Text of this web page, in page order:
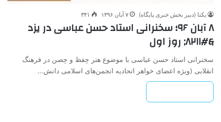
یکتا (دبیر بخش خبری پایگاه) ۷ آبان ۱۳۹۶ ۳۴۱
۸ آبان ۹۶؛ سخنرانی استاد حسن عباسی در یزد
&#۸۲۱۱; روز اول
سخنرانی استاد حسن عباسی با موضوع هنر حِفظ و حِصن در فرهنگ
انقلابی (ویژه اعضای خواهر اتحادیه انجمن‌های اسلامی دانش…